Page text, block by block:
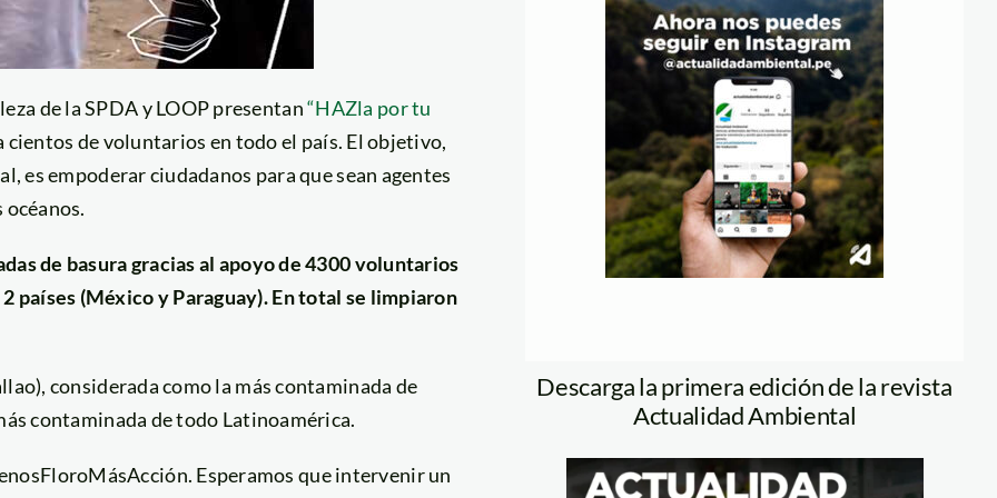
de la SPDA y LOOP presentan“HAZla por tu
cientos de voluntarios en todo el país. El objetivo,
es empoderar ciudadanos para que sean agentes
de basura gracias al apoyo de 4300 voluntarios
países (México y Paraguay). En total se limpiaron
considerada como la más contaminada de
contaminada de todo Latinoamérica.
Esperamos que intervenir un
Descarga la primera edición de la revista
Actualidad Ambiental